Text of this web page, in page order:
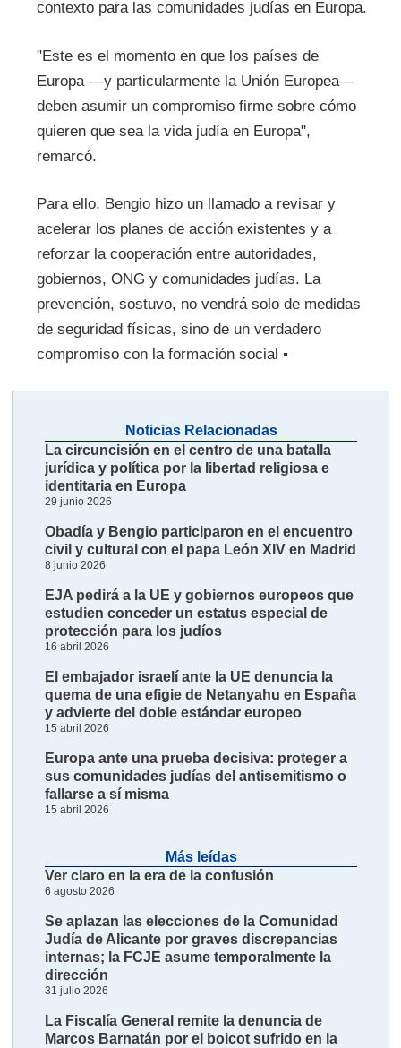
contexto para las comunidades judías en Europa.
"Este es el momento en que los países de
Europa —y particularmente la Unión Europea—
deben asumir un compromiso firme sobre cómo
quieren que sea la vida judía en Europa",
remarcó.
Para ello, Bengio hizo un llamado a revisar y
acelerar los planes de acción existentes y a
reforzar la cooperación entre autoridades,
gobiernos, ONG y comunidades judías. La
prevención, sostuvo, no vendrá solo de medidas
de seguridad físicas, sino de un verdadero
compromiso con la formación social ▪
Noticias Relacionadas
La circuncisión en el centro de una batalla
jurídica y política por la libertad religiosa e
identitaria en Europa
29 junio 2026
Obadía y Bengio participaron en el encuentro
civil y cultural con el papa León XIV en Madrid
8 junio 2026
EJA pedirá a la UE y gobiernos europeos que
estudien conceder un estatus especial de
protección para los judíos
16 abril 2026
El embajador israelí ante la UE denuncia la
quema de una efigie de Netanyahu en España
y advierte del doble estándar europeo
15 abril 2026
Europa ante una prueba decisiva: proteger a
sus comunidades judías del antisemitismo o
fallarse a sí misma
15 abril 2026
Más leídas
Ver claro en la era de la confusión
6 agosto 2026
Se aplazan las elecciones de la Comunidad
Judía de Alicante por graves discrepancias
internas; la FCJE asume temporalmente la
dirección
31 julio 2026
La Fiscalía General remite la denuncia de
Marcos Barnatán por el boicot sufrido en la